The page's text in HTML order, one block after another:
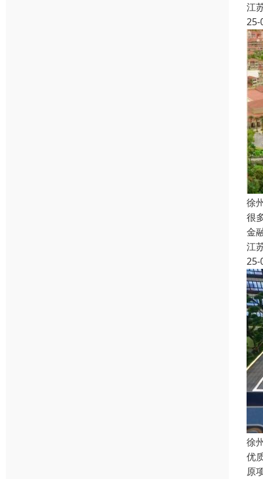
江
25-
徐
很
金
江
25-
徐
优
原